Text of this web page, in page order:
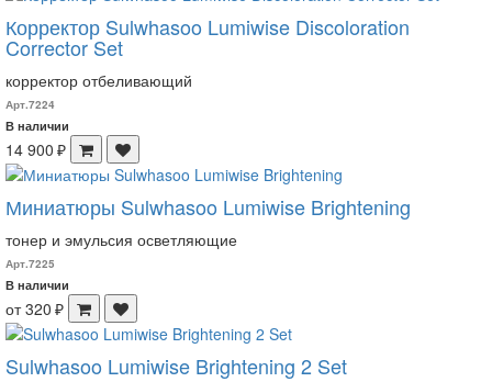
Корректор Sulwhasoo Lumiwise Discoloration
Corrector Set
корректор отбеливающий
Арт.7224
В наличии
14 900 ₽
Миниатюры Sulwhasoo Lumiwise Brightening
тонер и эмульсия осветляющие
Арт.7225
В наличии
от 320 ₽
Sulwhasoo Lumiwise Brightening 2 Set